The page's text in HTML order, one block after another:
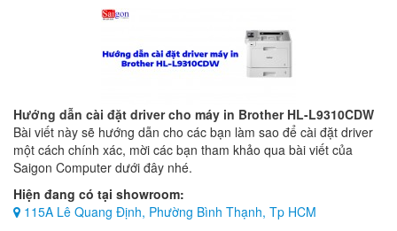
Hướng dẫn cài đặt driver cho máy in Brother HL-L9310CDW
Bài viết này sẽ hướng dẫn cho các bạn làm sao để cài đặt driver
một cách chính xác, mời các bạn tham khảo qua bài viết của
Saigon Computer dưới đây nhé.
Hiện đang có tại showroom:
115A Lê Quang Định, Phường Bình Thạnh, Tp HCM